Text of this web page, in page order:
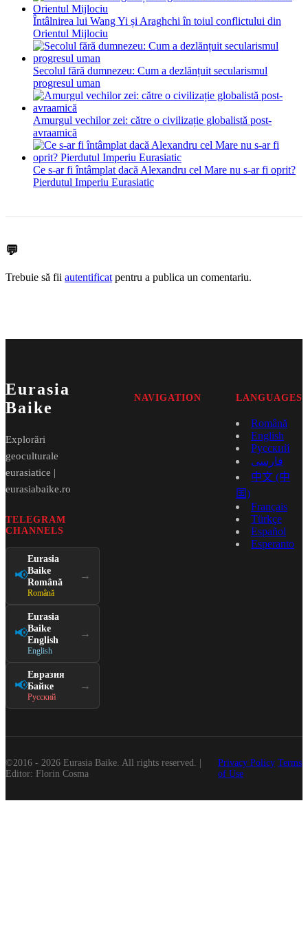
Întâlnirea lui Wang Yi și Araghchi în toiul conflictului din
Orientul Mijlociu
Secolul fără dumnezeu: Cum a dezlănțuit secularismul
progresul uman
Amurgul vechilor zei: către o civilizație globalistă post-
avraamică
Ce s-ar fi întâmplat dacă Alexandru cel Mare nu s-ar fi oprit?
Pierdutul Imperiu Eurasiatic
💬
Trebuie să fii autentificat pentru a publica un comentariu.
Eurasia
Baike
Explorări
geoculturale
eurasiatice |
eurasiabaike.ro
TELEGRAM
CHANNELS
📢
Eurasia
Baike
Română
Română
→
📢
Eurasia
Baike
English
English
→
📢
Евразия
Байке
Русский
→
NAVIGATION LANGUAGES
Română
English
Русский
فارسی
中文 (中
国)
Français
Türkçe
Español
Esperanto
©2016 - 2026 Eurasia Baike. All rights reserved. |
Editor: Florin Cosma
Privacy Policy Terms
of Use